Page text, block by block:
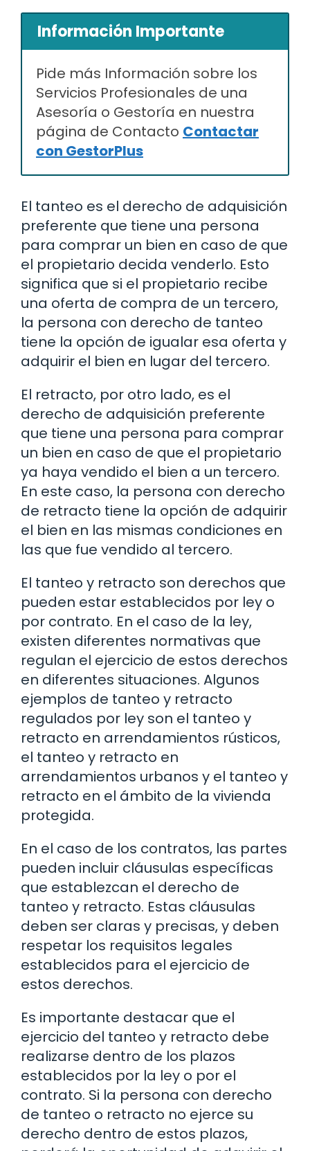
Información Importante
Pide más Información sobre los
Servicios Profesionales de una
Asesoría o Gestoría en nuestra
página de Contacto Contactar
con GestorPlus
El tanteo es el derecho de adquisición
preferente que tiene una persona
para comprar un bien en caso de que
el propietario decida venderlo. Esto
significa que si el propietario recibe
una oferta de compra de un tercero,
la persona con derecho de tanteo
tiene la opción de igualar esa oferta y
adquirir el bien en lugar del tercero.
El retracto, por otro lado, es el
derecho de adquisición preferente
que tiene una persona para comprar
un bien en caso de que el propietario
ya haya vendido el bien a un tercero.
En este caso, la persona con derecho
de retracto tiene la opción de adquirir
el bien en las mismas condiciones en
las que fue vendido al tercero.
El tanteo y retracto son derechos que
pueden estar establecidos por ley o
por contrato. En el caso de la ley,
existen diferentes normativas que
regulan el ejercicio de estos derechos
en diferentes situaciones. Algunos
ejemplos de tanteo y retracto
regulados por ley son el tanteo y
retracto en arrendamientos rústicos,
el tanteo y retracto en
arrendamientos urbanos y el tanteo y
retracto en el ámbito de la vivienda
protegida.
En el caso de los contratos, las partes
pueden incluir cláusulas específicas
que establezcan el derecho de
tanteo y retracto. Estas cláusulas
deben ser claras y precisas, y deben
respetar los requisitos legales
establecidos para el ejercicio de
estos derechos.
Es importante destacar que el
ejercicio del tanteo y retracto debe
realizarse dentro de los plazos
establecidos por la ley o por el
contrato. Si la persona con derecho
de tanteo o retracto no ejerce su
derecho dentro de estos plazos,